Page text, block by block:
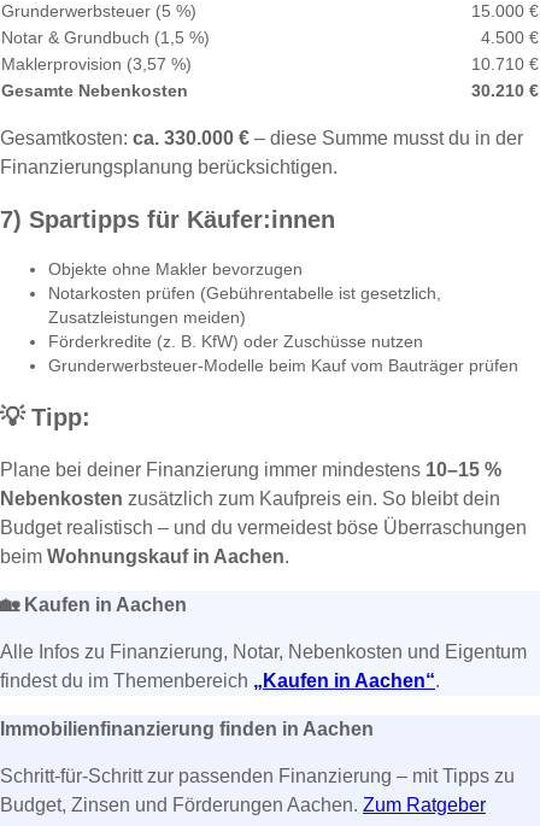
Grunderwerbsteuer (5 %)
15.000 €
Notar & Grundbuch (1,5 %)
4.500 €
Maklerprovision (3,57 %)
10.710 €
Gesamte Nebenkosten
30.210 €
Gesamtkosten: ca. 330.000 € – diese Summe musst du in der
Finanzierungsplanung berücksichtigen.
7) Spartipps für Käufer:innen
Objekte ohne Makler bevorzugen
Notarkosten prüfen (Gebührentabelle ist gesetzlich,
Zusatzleistungen meiden)
Förderkredite (z. B. KfW) oder Zuschüsse nutzen
Grunderwerbsteuer-Modelle beim Kauf vom Bauträger prüfen
💡Tipp:
Plane bei deiner Finanzierung immer mindestens 10–15 %
Nebenkosten zusätzlich zum Kaufpreis ein. So bleibt dein
Budget realistisch – und du vermeidest böse Überraschungen
beim Wohnungskauf in Aachen.
🏡 Kaufen in Aachen
Alle Infos zu Finanzierung, Notar, Nebenkosten und Eigentum
findest du im Themenbereich „Kaufen in Aachen“.
Immobilienfinanzierung finden in Aachen
Schritt-für-Schritt zur passenden Finanzierung – mit Tipps zu
Budget, Zinsen und Förderungen Aachen. Zum Ratgeber